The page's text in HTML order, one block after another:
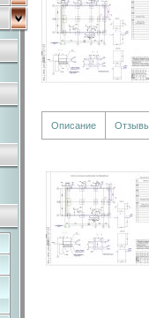
Описание